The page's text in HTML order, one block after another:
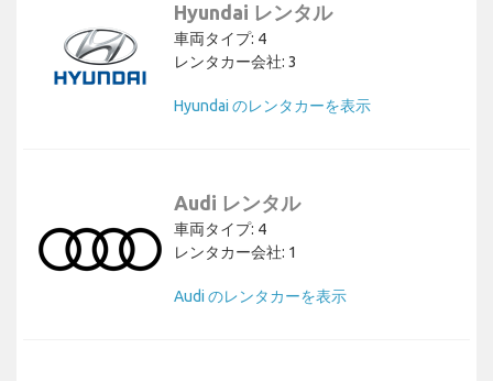
Hyundai レンタル
車両タイプ: 4
レンタカー会社: 3
Hyundai のレンタカーを表示
Audi レンタル
車両タイプ: 4
レンタカー会社: 1
Audi のレンタカーを表示